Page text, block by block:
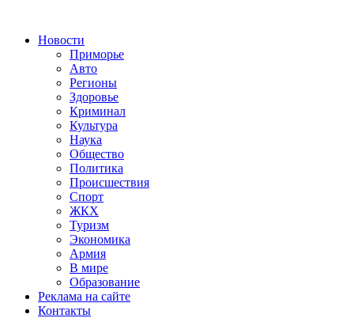
Новости
Приморье
Авто
Регионы
Здоровье
Криминал
Культура
Наука
Общество
Политика
Происшествия
Спорт
ЖКХ
Туризм
Экономика
Армия
В мире
Образование
Реклама на сайте
Контакты